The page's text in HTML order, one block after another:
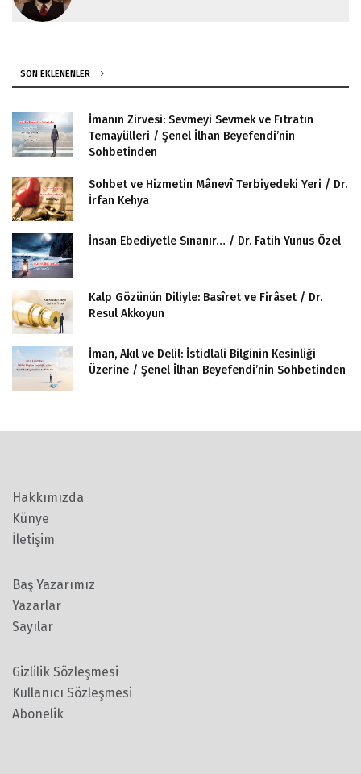
SON EKLENENLER
İmanın Zirvesi: Sevmeyi Sevmek ve Fıtratın
Temayülleri / Şenel İlhan Beyefendi’nin
Sohbetinden
Sohbet ve Hizmetin Mânevî Terbiyedeki Yeri / Dr.
İrfan Kehya
İnsan Ebediyetle Sınanır… / Dr. Fatih Yunus Özel
Kalp Gözünün Diliyle: Basîret ve Firâset / Dr.
Resul Akkoyun
İman, Akıl ve Delil: İstidlali Bilginin Kesinliği
Üzerine / Şenel İlhan Beyefendi’nin Sohbetinden
Hakkımızda
Künye
İletişim
Baş Yazarımız
Yazarlar
Sayılar
Gizlilik Sözleşmesi
Kullanıcı Sözleşmesi
Abonelik